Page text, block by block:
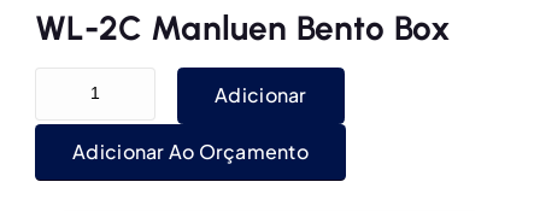
WL-2C Manluen Bento Box
Quantidade WL-2C Manluen Bento Box
Adicionar
Adicionar Ao Orçamento